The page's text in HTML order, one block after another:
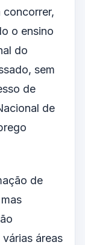
concorrer,
o ensino
do
sem
de
de
de
áreas